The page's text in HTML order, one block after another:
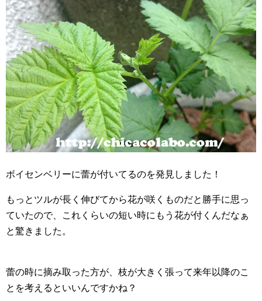
ボイセンベリーに蕾が付いてるのを発見しました！
もっとツルが長く伸びてから花が咲くものだと勝手に思っ
ていたので、これくらいの短い時にもう花が付くんだなぁ
と驚きました。
蕾の時に摘み取った方が、枝が大きく張って来年以降のこ
とを考えるといいんですかね？